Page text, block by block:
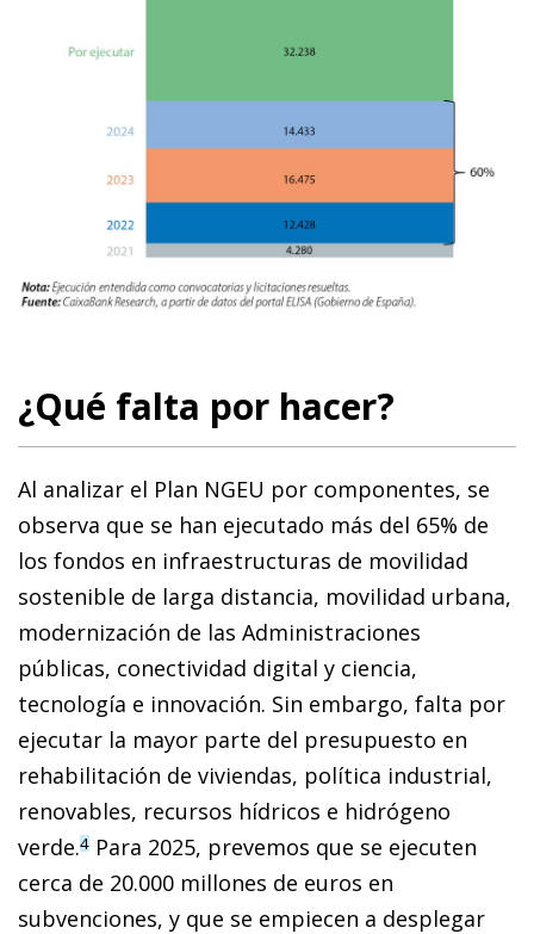
¿Qué falta por hacer?
Al analizar el Plan NGEU por componentes, se
observa que se han ejecutado más del 65% de
los fondos en infraestructuras de movilidad
sostenible de larga distancia, movilidad urbana,
modernización de las Administraciones
públicas, conectividad digital y ciencia,
tecnología e innovación. Sin embargo, falta por
ejecutar la mayor parte del presupuesto en
rehabilitación de viviendas, política industrial,
renovables, recursos hídricos e hidrógeno
verde.4 Para 2025, prevemos que se ejecuten
cerca de 20.000 millones de euros en
subvenciones, y que se empiecen a desplegar